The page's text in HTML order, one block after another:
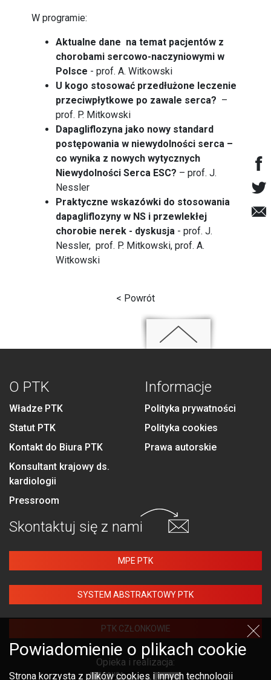
W programie:
Aktualne dane na temat pacjentów z
chorobami sercowo-naczyniowymi w
Polsce - prof. A. Witkowski
U kogo stosować przedłużone leczenie
przeciwpłytkowe po zawale serca? –
prof. P. Mitkowski
Dapagliflozyna jako nowy standard
postępowania w niewydolności serca –
co wynika z nowych wytycznych
Niewydolności Serca ESC? – prof. J.
Nessler
Praktyczne wskazówki do stosowania
dapagliflozyny w NS i przewlekłej
chorobie nerek - dyskusja - prof. J.
Nessler, prof. P. Mitkowski, prof. A.
Witkowski
< Powrót
O PTK
Władze PTK
Statut PTK
Kontakt do Biura PTK
Konsultant krajowy ds.
kardiologii
Pressroom
Informacje
Polityka prywatności
Polityka cookies
Prawa autorskie
Skontaktuj się z nami
MPE PTK
SYSTEM ABSTRAKTOWY PTK
PTK CZŁONKOWIE
Opieka i realizacja:
Powiadomienie o plikach cookie
Strona korzysta z plików cookies i innych technologii